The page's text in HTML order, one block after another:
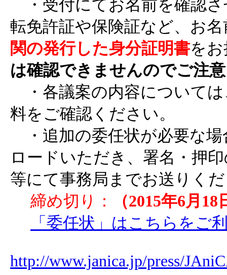
・受付にてお名前を確認
転免許証や保険証など、お
関の発行した身分証明書を
は確認できませんのでご注
・各議案の内容について
料をご確認ください。
・追加の委任状が必要な
ロードいただき、署名・押
等にて事務局までお送りく
締め切り：
（2015年6月
「委任状」はこちらをご
http://www.janica.jp/press/